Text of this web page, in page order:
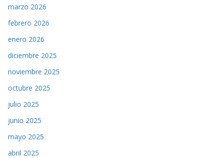
marzo 2026
febrero 2026
enero 2026
diciembre 2025
noviembre 2025
octubre 2025
julio 2025
junio 2025
mayo 2025
abril 2025